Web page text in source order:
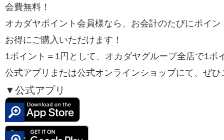
会費無料！
オカダヤポイント会員様なら、お会計のたびにポイ
お得にご購入いただけます！
1ポイント＝1円として、オカダヤグループ全店で1ポ
公式アプリまたは公式オンラインショップにて、ぜ
▼公式アプリ